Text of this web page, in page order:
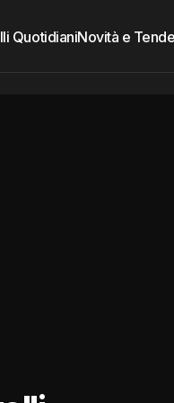
QuotidianiNovità e